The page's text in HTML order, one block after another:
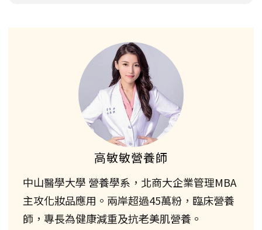
高敏敏營養師
中山醫學大學 營養學系，北商大企業管理MBA
主攻化妝品應用。兩岸超過45萬粉，臨床營養
師，專長為健康減重及抗老美肌營養。